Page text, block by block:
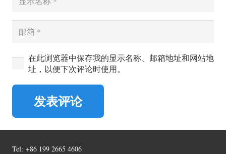
在此浏览器中保存我的显示名称、邮箱地址和网站地
址，以便下次评论时使用。
发表评论
Tel: +86 199 2665 4606